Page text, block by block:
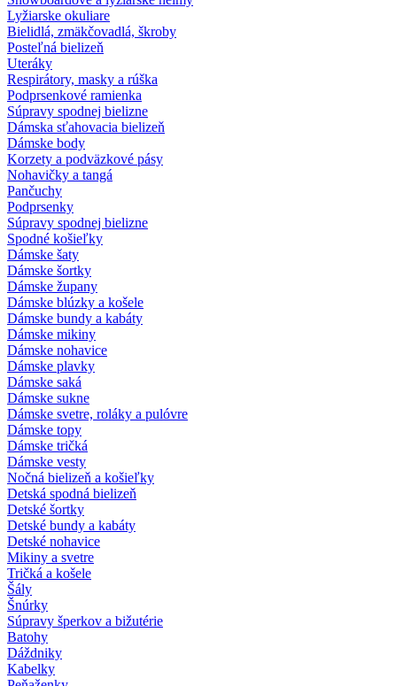
Lyžiarske okuliare
Bielidlá, zmäkčovadlá, škroby
Posteľná bielizeň
Uteráky
Respirátory, masky a rúška
Podprsenkové ramienka
Súpravy spodnej bielizne
Dámska sťahovacia bielizeň
Dámske body
Korzety a podväzkové pásy
Nohavičky a tangá
Pančuchy
Podprsenky
Súpravy spodnej bielizne
Spodné košieľky
Dámske šaty
Dámske šortky
Dámske župany
Dámske blúzky a košele
Dámske bundy a kabáty
Dámske mikiny
Dámske nohavice
Dámske plavky
Dámske saká
Dámske sukne
Dámske svetre, roláky a pulóvre
Dámske topy
Dámske tričká
Dámske vesty
Nočná bielizeň a košieľky
Detská spodná bielizeň
Detské šortky
Detské bundy a kabáty
Detské nohavice
Mikiny a svetre
Tričká a košele
Šály
Šnúrky
Súpravy šperkov a bižutérie
Batohy
Dáždniky
Kabelky